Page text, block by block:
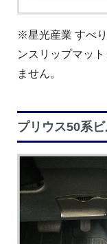
※星光産業 すべ
ンスリップマッ
ません。
プリウス50系